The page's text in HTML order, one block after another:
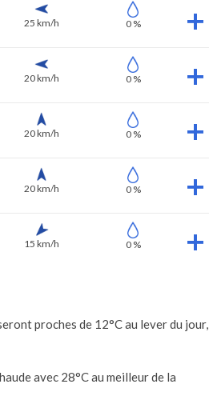
25 km/h 0 %
20 km/h 0 %
20 km/h 0 %
20 km/h 0 %
15 km/h 0 %
proches de 12°C au lever du jour,
avec 28°C au meilleur de la